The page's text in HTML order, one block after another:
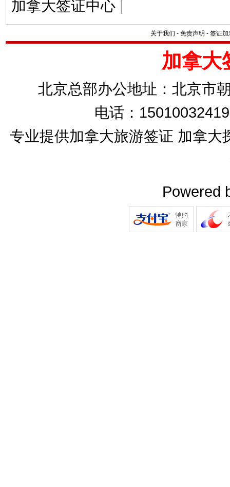
加拿大签证中心 |
关于我们 - 免责声明 - 签证加
加拿大
北京总部办公地址：北京市
电话：
专业提供加拿大旅游签证 加拿
Powered